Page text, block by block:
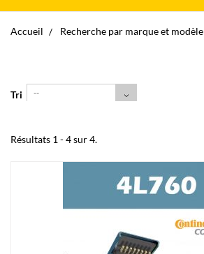
Accueil Recherche par marque et modèle
Tri --
Résultats 1 - 4 sur 4.